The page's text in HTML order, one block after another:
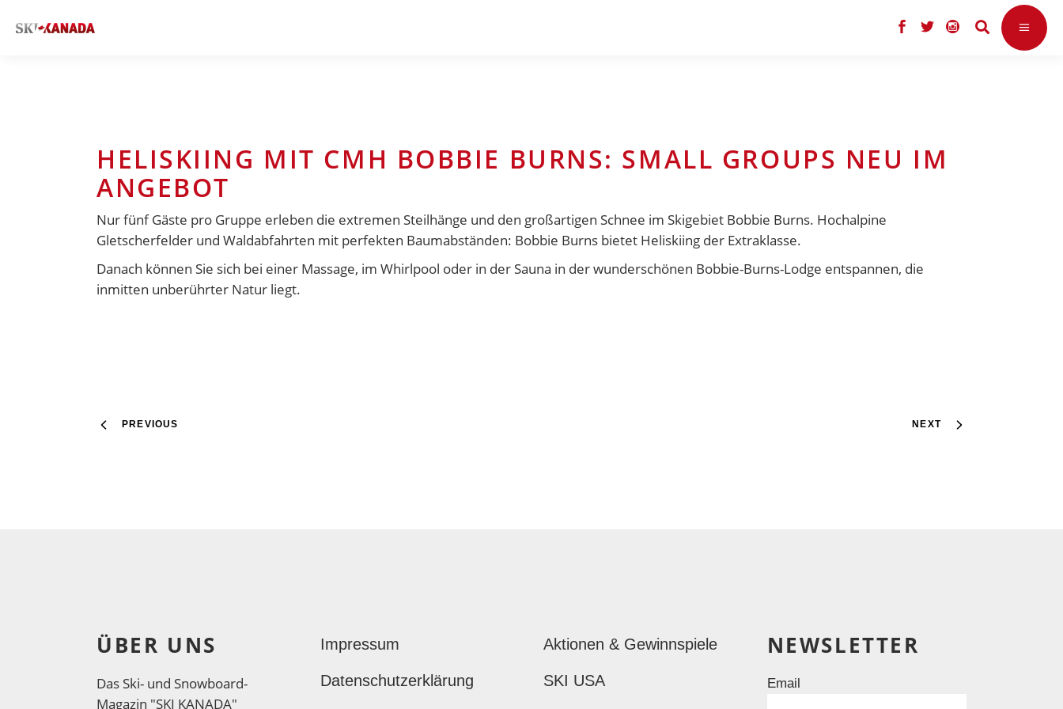
HELISKIING MIT CMH BOBBIE BURNS: SMALL GROUPS NEU IM
ANGEBOT
Nur fünf Gäste pro Gruppe erleben die extremen Steilhänge und den großartigen Schnee im Skigebiet Bobbie Burns. Hochalpine
Gletscherfelder und Waldabfahrten mit perfekten Baumabständen: Bobbie Burns bietet Heliskiing der Extraklasse.
Danach können Sie sich bei einer Massage, im Whirlpool oder in der Sauna in der wunderschönen Bobbie-Burns-Lodge entspannen, die
inmitten unberührter Natur liegt.
PREVIOUS NEXT
ÜBER UNS
Das Ski- und Snowboard-
Magazin "SKI KANADA"
Impressum
Datenschutzerklärung
Aktionen & Gewinnspiele
SKI USA
NEWSLETTER
Email